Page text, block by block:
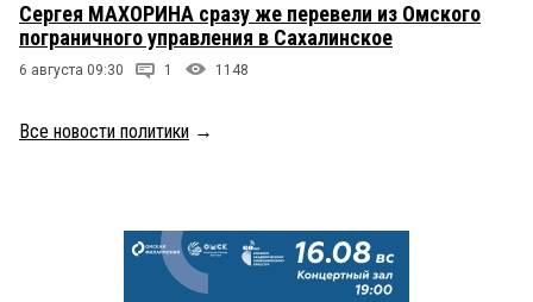
Сергея МАХОРИНА сразу же перевели из Омского
пограничного управления в Сахалинское
6 августа 09:30 1 1148
Все новости политики →